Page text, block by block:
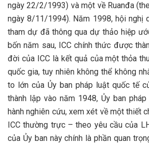
ngày 22/2/1993) và một về Ruanđa
ngày 8/11/1994). Năm 1998, hội nghị
tham dự đã thông qua dự thảo hiệp
bốn năm sau, ICC chính thức được
đời của ICC là kết quả của một thỏa
quốc gia, tuy nhiên không thể không
to lớn của Ủy ban pháp luật quốc tế
thành lập vào năm 1948, Ủy ban
hành nghiên cứu, xem xét về một thiết
ICC thường trực – theo yêu cầu của
của Ủy ban này chính là phần quan